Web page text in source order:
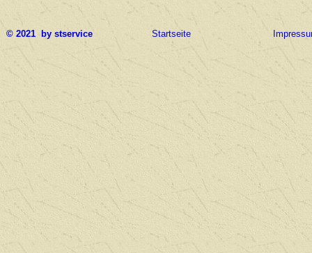
© 2021 by stservice Startseite